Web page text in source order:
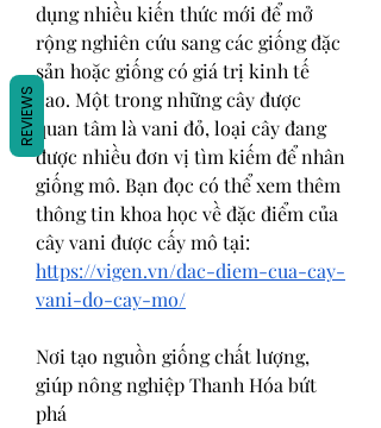
dụng nhiều kiến thức mới để mở
rộng nghiên cứu sang các giống đặc
sản hoặc giống có giá trị kinh tế
cao. Một trong những cây được
quan tâm là vani đỏ, loại cây đang
được nhiều đơn vị tìm kiếm để nhân
giống mô. Bạn đọc có thể xem thêm
thông tin khoa học về đặc điểm của
cây vani được cấy mô tại:
https://vigen.vn/dac-diem-cua-cay-
vani-do-cay-mo/
Nơi tạo nguồn giống chất lượng,
giúp nông nghiệp Thanh Hóa bứt
phá
REVIEWS